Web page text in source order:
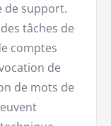
de support.
tâches de
comptes
de
de mots de